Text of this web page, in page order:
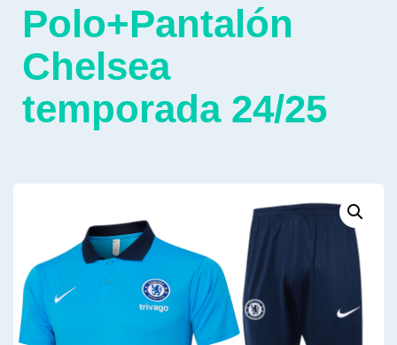
Polo+Pantalón
Chelsea
temporada 24/25